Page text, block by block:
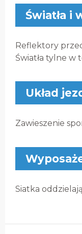
Światła i
Reflektory
Światła tylne w
Układ
Zawieszenie
Siatka